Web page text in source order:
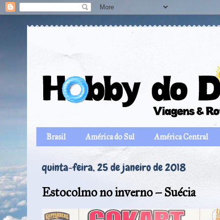
Brasil América do Sul América Central
quinta-feira, 25 de janeiro de 2018
Estocolmo no inverno – Suécia